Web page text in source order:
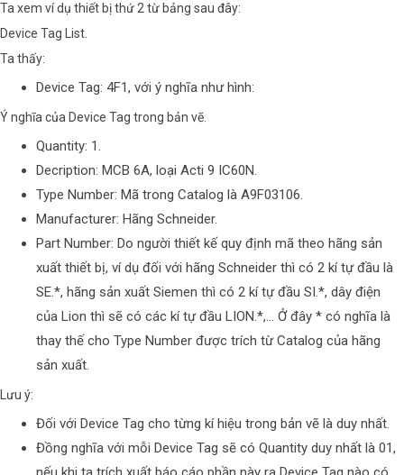
Ta xem ví dụ thiết bị thứ 2 từ bảng sau đây:
Device Tag List.
Ta thấy:
Device Tag: 4F1, với ý nghĩa như hình:
Ý nghĩa của Device Tag trong bản vẽ.
Quantity: 1.
Decription: MCB 6A, loại Acti 9 IC60N.
Type Number: Mã trong Catalog là A9F03106.
Manufacturer: Hãng Schneider.
Part Number: Do người thiết kế quy định mã theo hãng sản
xuất thiết bị, ví dụ đối với hãng Schneider thì có 2 kí tự đầu là
SE.*, hãng sản xuất Siemen thì có 2 kí tự đầu SI.*, dây điện
của Lion thì sẽ có các kí tự đầu LION.*,… Ở đây * có nghĩa là
thay thế cho Type Number được trích từ Catalog của hãng
sản xuất.
Lưu ý:
Đối với Device Tag cho từng kí hiệu trong bản vẽ là duy nhất.
Đồng nghĩa với mỗi Device Tag sẽ có Quantity duy nhất là 01,